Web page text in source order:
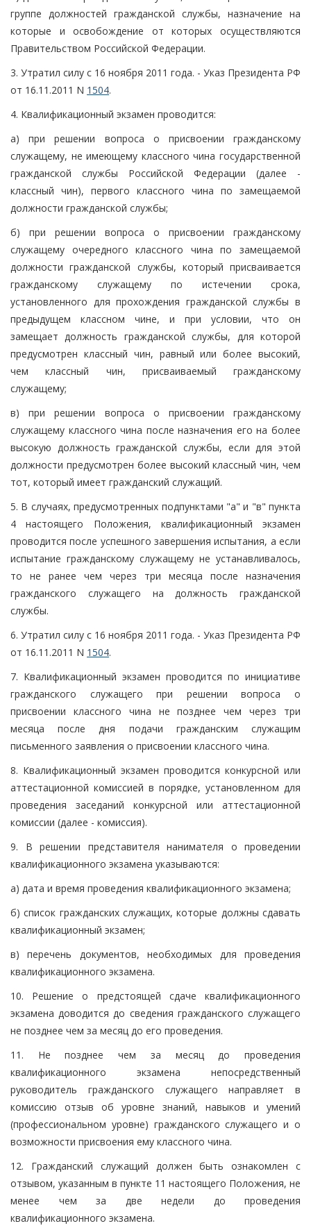
группе должностей гражданской службы, назначение на
которые и освобождение от которых осуществляются
Правительством Российской Федерации.
3. Утратил силу с 16 ноября 2011 года. - Указ Президента РФ
от 16.11.2011 N 1504.
4. Квалификационный экзамен проводится:
а) при решении вопроса о присвоении гражданскому
служащему, не имеющему классного чина государственной
гражданской службы Российской Федерации (далее -
классный чин), первого классного чина по замещаемой
должности гражданской службы;
б) при решении вопроса о присвоении гражданскому
служащему очередного классного чина по замещаемой
должности гражданской службы, который присваивается
гражданскому служащему по истечении срока,
установленного для прохождения гражданской службы в
предыдущем классном чине, и при условии, что он
замещает должность гражданской службы, для которой
предусмотрен классный чин, равный или более высокий,
чем классный чин, присваиваемый гражданскому
служащему;
в) при решении вопроса о присвоении гражданскому
служащему классного чина после назначения его на более
высокую должность гражданской службы, если для этой
должности предусмотрен более высокий классный чин, чем
тот, который имеет гражданский служащий.
5. В случаях, предусмотренных подпунктами "а" и "в" пункта
4 настоящего Положения, квалификационный экзамен
проводится после успешного завершения испытания, а если
испытание гражданскому служащему не устанавливалось,
то не ранее чем через три месяца после назначения
гражданского служащего на должность гражданской
службы.
6. Утратил силу с 16 ноября 2011 года. - Указ Президента РФ
от 16.11.2011 N 1504.
7. Квалификационный экзамен проводится по инициативе
гражданского служащего при решении вопроса о
присвоении классного чина не позднее чем через три
месяца после дня подачи гражданским служащим
письменного заявления о присвоении классного чина.
8. Квалификационный экзамен проводится конкурсной или
аттестационной комиссией в порядке, установленном для
проведения заседаний конкурсной или аттестационной
комиссии (далее - комиссия).
9. В решении представителя нанимателя о проведении
квалификационного экзамена указываются:
а) дата и время проведения квалификационного экзамена;
б) список гражданских служащих, которые должны сдавать
квалификационный экзамен;
в) перечень документов, необходимых для проведения
квалификационного экзамена.
10. Решение о предстоящей сдаче квалификационного
экзамена доводится до сведения гражданского служащего
не позднее чем за месяц до его проведения.
11. Не позднее чем за месяц до проведения
квалификационного экзамена непосредственный
руководитель гражданского служащего направляет в
комиссию отзыв об уровне знаний, навыков и умений
(профессиональном уровне) гражданского служащего и о
возможности присвоения ему классного чина.
12. Гражданский служащий должен быть ознакомлен с
отзывом, указанным в пункте 11 настоящего Положения, не
менее чем за две недели до проведения
квалификационного экзамена.